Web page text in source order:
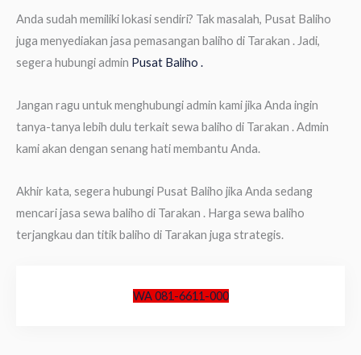
Anda sudah memiliki lokasi sendiri? Tak masalah, Pusat Baliho
juga menyediakan jasa pemasangan baliho di Tarakan . Jadi,
segera hubungi admin Pusat Baliho .
Jangan ragu untuk menghubungi admin kami jika Anda ingin
tanya-tanya lebih dulu terkait sewa baliho di Tarakan . Admin
kami akan dengan senang hati membantu Anda.
Akhir kata, segera hubungi Pusat Baliho jika Anda sedang
mencari jasa sewa baliho di Tarakan . Harga sewa baliho
terjangkau dan titik baliho di Tarakan juga strategis.
WA 081-6611-000